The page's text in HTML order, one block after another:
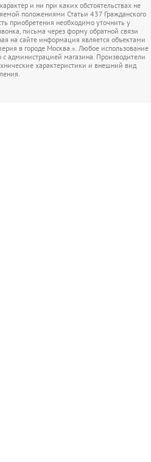
и ни при каких обстоятельствах не
положениями Статьи 437 Гражданского
приобретения необходимо уточнить у
письма через форму обратной связи
на сайте информация является объектами
в городе Москва.». Любое использование
администрацией магазина. Производители
характеристики и внешний вид